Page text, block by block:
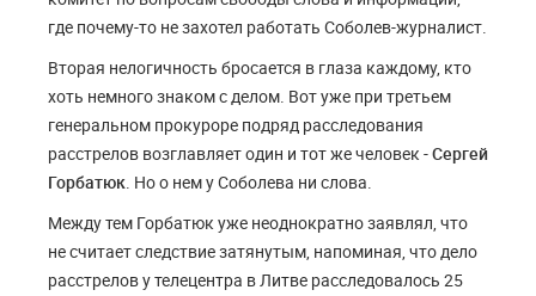
где почему-то не захотел работать Соболев-журналист.
Вторая нелогичность бросается в глаза каждому, кто
хоть немного знаком с делом. Вот уже при третьем
генеральном прокуроре подряд расследования
расстрелов возглавляет один и тот же человек -Сергей
Горбатюк. Но о нем у Соболева ни слова.
Между тем Горбатюк уже неоднократно заявлял, что
не считает следствие затянутым, напоминая, что дело
расстрелов у телецентра в Литве расследовалось 25